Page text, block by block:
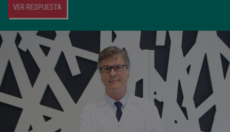
VER RESPUESTA